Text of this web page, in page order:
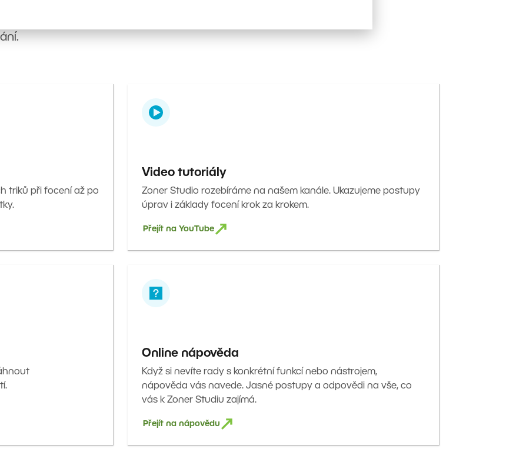
videa i hotové presety, abyste mohli
triků při focení až po
Video tutoriály
Zoner Studio rozebíráme na našem kanále. Ukazujeme postupy
úprav i základy focení krok za krokem.
Přejít na YouTube
Online nápověda
Když si nevíte rady s konkrétní funkcí nebo nástrojem,
nápověda vás navede. Jasné postupy a odpovědi na vše, co
vás k Zoner Studiu zajímá.
Přejít na nápovědu